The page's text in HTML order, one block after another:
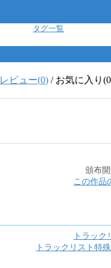
タグ一覧
レビュー(0) / お気に入り
頒布開
この作品
トラック
トラックリスト特